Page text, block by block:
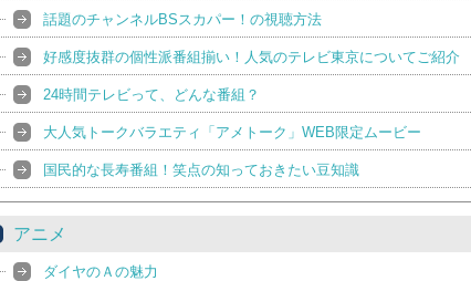
話題のチャンネルBSスカパー！の視聴方法
好感度抜群の個性派番組揃い！人気のテレビ東京についてご紹介
24時間テレビって、どんな番組？
大人気トークバラエティ「アメトーク」WEB限定ムービー
国民的な長寿番組！笑点の知っておきたい豆知識
アニメ
ダイヤのＡの魅力